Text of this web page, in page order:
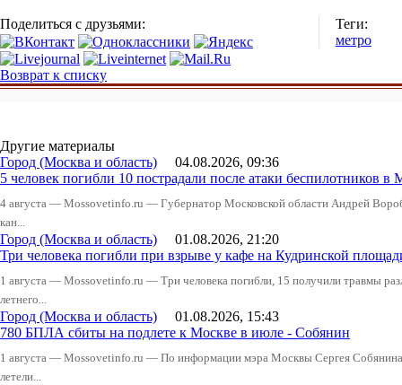
Поделиться с друзьями:
Теги:
метро
Возврат к списку
Другие материалы
Город (Москва и область) 04.08.2026, 09:36
5 человек погибли 10 пострадали после атаки беспилотников в
4 августа — Mossovetinfo.ru — Губернатор Московской области Андрей
кан...
Город (Москва и область) 01.08.2026, 21:20
Три человека погибли при взрыве у кафе на Кудринской
1 августа — Mossovetinfo.ru — Три человека погибли, 15 получили травмы
летнего...
Город (Москва и область) 01.08.2026, 15:43
780 БПЛА сбиты на подлете к Москве в июле - Собянин
1 августа — Mossovetinfo.ru — По информации мэра Москвы Сергея
летели...